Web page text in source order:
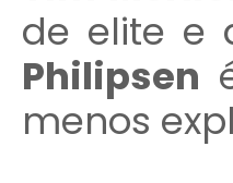
de elite e
Philipsen
menos